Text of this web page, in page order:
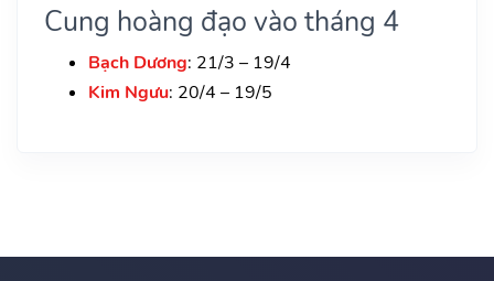
Cung hoàng đạo vào tháng 4
Bạch Dương: 21/3 – 19/4
Kim Ngưu: 20/4 – 19/5